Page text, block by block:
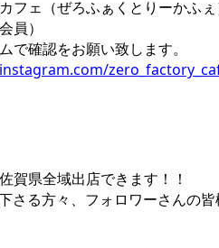
フェ（ぜろふぁくとりーかふぇ
員）
で確認をお願い致します。
賀県全域出店できます！！
る方々、フォロワーさんの皆